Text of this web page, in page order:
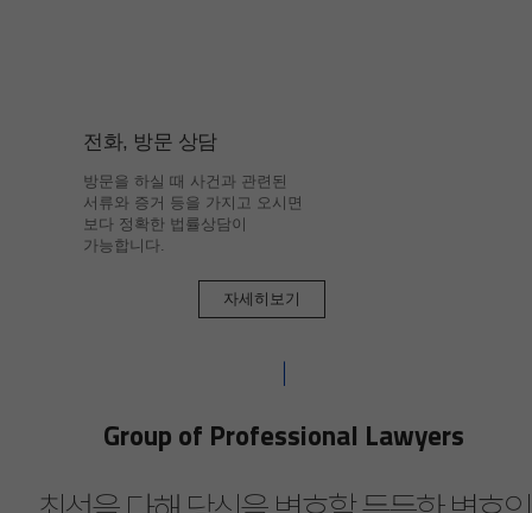
전화, 방문 상담
방문을 하실 때 사건과 관련된
서류와 증거 등을 가지고 오시면
보다 정확한 법률상담이
가능합니다.
자세히보기
Group of Professional Lawyers